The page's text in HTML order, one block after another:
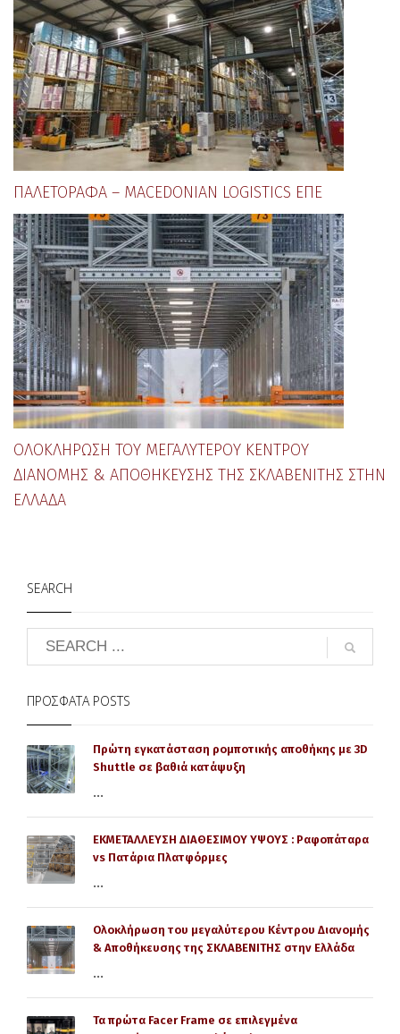
ΠΑΛΕΤΌΡΑΦΑ – MACEDONIAN LOGISTICS ΕΠΕ
ΟΛΟΚΛΉΡΩΣΗ ΤΟΥ ΜΕΓΑΛΎΤΕΡΟΥ ΚΈΝΤΡΟΥ
ΔΙΑΝΟΜΉΣ & ΑΠΟΘΉΚΕΥΣΗΣ ΤΗΣ ΣΚΛΑΒΕΝΙΤΗΣ ΣΤΗΝ
ΕΛΛΆΔΑ
SEARCH
ΠΡΌΣΦΑΤΑ POSTS
Πρώτη εγκατάσταση ρομποτικής αποθήκης με 3D
Shuttle σε βαθιά κατάψυξη
...
ΕΚΜΕΤΑΛΛΕΥΣΗ ΔΙΑΘΕΣΙΜΟΥ ΥΨΟΥΣ : Ραφοπάταρα
vs Πατάρια Πλατφόρμες
...
Ολοκλήρωση του μεγαλύτερου Κέντρου Διανομής
& Αποθήκευσης της ΣΚΛΑΒΕΝΙΤΗΣ στην Ελλάδα
...
Τα πρώτα Facer Frame σε επιλεγμένα